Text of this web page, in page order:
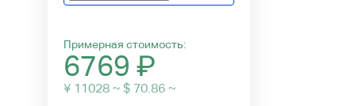
Примерная стоимость:
6769 ₽
¥ 11028 ~ $ 70.86 ~